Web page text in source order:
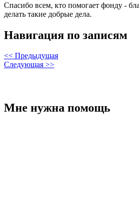
Спасибо всем, кто помогает фонду -
делать такие добрые дела.
Навигация по записям
<< Предыдущая
Следующая >>
Мне нужна помощь